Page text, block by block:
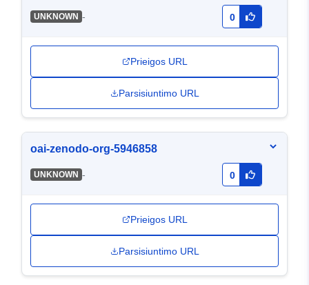
UNKNOWN - 0
Prieigos URL
Parsisiuntimo URL
oai-zenodo-org-5946858
UNKNOWN - 0
Prieigos URL
Parsisiuntimo URL